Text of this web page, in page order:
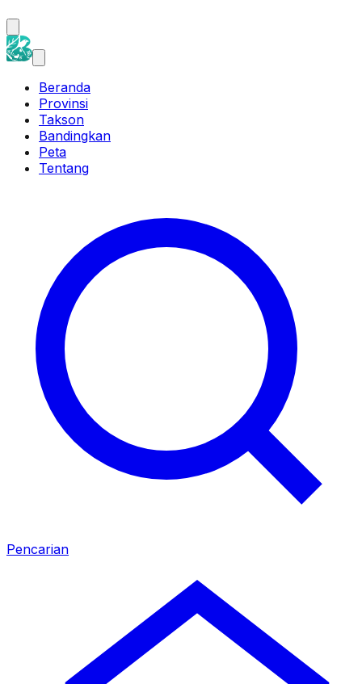
Beranda
Provinsi
Takson
Bandingkan
Peta
Tentang
Pencarian